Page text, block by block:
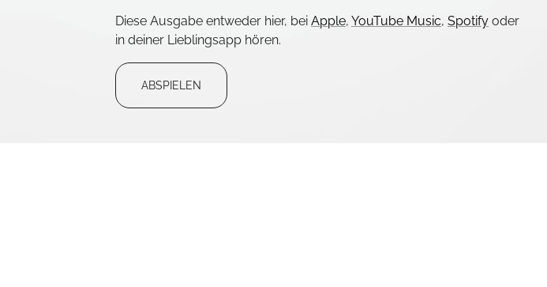
Diese Ausgabe entweder hier, bei Apple, YouTube Music, Spotify oder
in deiner Lieblingsapp hören.
ABSPIELEN